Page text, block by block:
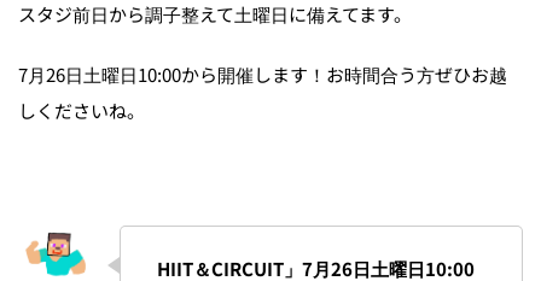
スタジ前日から調子整えて土曜日に備えてます。
7月26日土曜日10:00から開催します！お時間合う方ぜひお越
しくださいね。
HIIT＆CIRCUIT」7月26日土曜日10:00